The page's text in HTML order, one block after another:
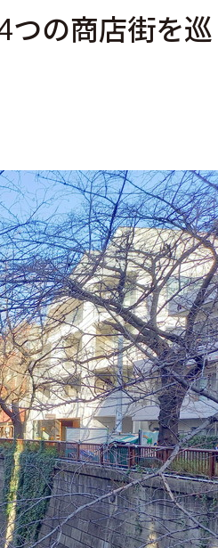
つの商店街を巡